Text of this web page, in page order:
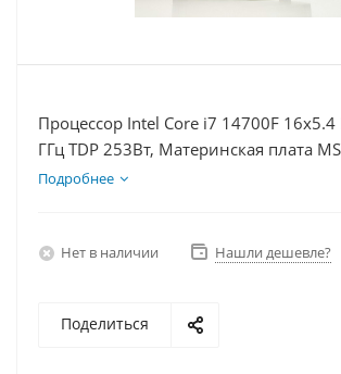
Процессор Intel Core i7 14700F 16x5.4
ГГц TDP 253Вт, Материнская плата
BOMBER WIFI D5, Видеокарта RTX
Подробнее
Нет в наличии Нашли дешевле?
Поделиться